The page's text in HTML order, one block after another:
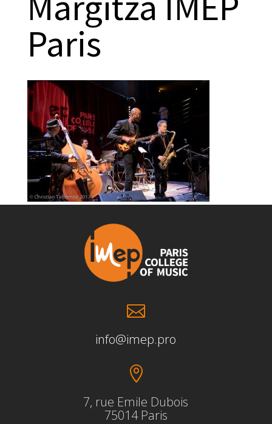
Paris

info@imep.pro

7, rue Emile Dubois
75014 Paris